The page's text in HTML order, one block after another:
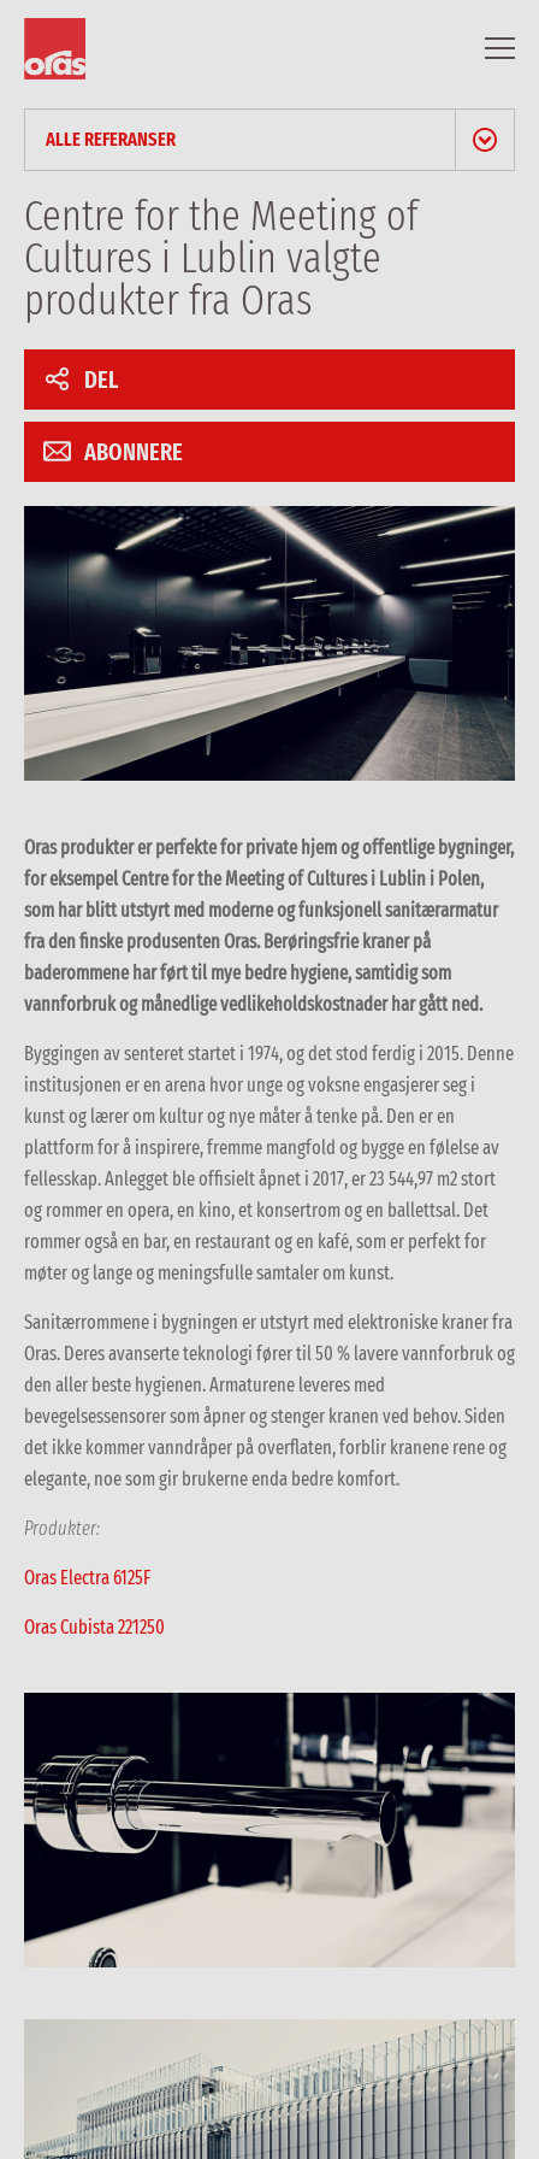
ALLE REFERANSER
NYHETER & PRESSEMELDINGER
BLOGG
ARTIKLER FOR FAGFOLK
REFERANSER
Centre for the Meeting of
Cultures i Lublin valgte
produkter fra Oras
DEL
ABONNERE
Oras produkter er perfekte for private hjem og offentlige bygninger,
for eksempel Centre for the Meeting of Cultures i Lublin i Polen,
som har blitt utstyrt med moderne og funksjonell sanitærarmatur
fra den finske produsenten Oras. Berøringsfrie kraner på
baderommene har ført til mye bedre hygiene, samtidig som
vannforbruk og månedlige vedlikeholdskostnader har gått ned.
Byggingen av senteret startet i 1974, og det stod ferdig i 2015. Denne
institusjonen er en arena hvor unge og voksne engasjerer seg i
kunst og lærer om kultur og nye måter å tenke på. Den er en
plattform for å inspirere, fremme mangfold og bygge en følelse av
fellesskap. Anlegget ble offisielt åpnet i 2017, er 23 544,97 m2 stort
og rommer en opera, en kino, et konsertrom og en ballettsal. Det
rommer også en bar, en restaurant og en kafé, som er perfekt for
møter og lange og meningsfulle samtaler om kunst.
Sanitærrommene i bygningen er utstyrt med elektroniske kraner fra
Oras. Deres avanserte teknologi fører til 50 % lavere vannforbruk og
den aller beste hygienen. Armaturene leveres med
bevegelsessensorer som åpner og stenger kranen ved behov. Siden
det ikke kommer vanndråper på overflaten, forblir kranene rene og
elegante, noe som gir brukerne enda bedre komfort.
Produkter:
Oras Electra 6125F
Oras Cubista 221250